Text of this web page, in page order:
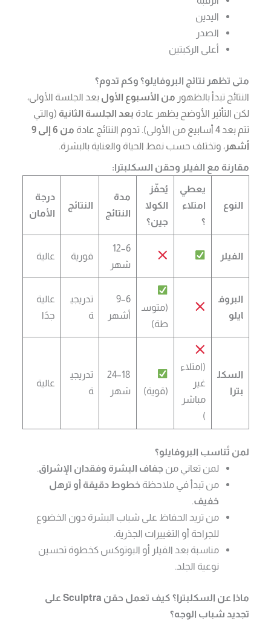
اليدين
الصدر
أعلى الركبتين
متى تظهر نتائج البروفايلو؟ وكم تدوم؟
النتائج تبدأ بالظهور من الأسبوع الأول بعد الجلسة الأولى،
لكن التأثير الأوضح يظهر عادة بعد الجلسة الثانية (والتي
تتم بعد 4 أسابيع من الأولى). تدوم النتائج عادة
من 6 إلى 9
أشهر، وتختلف حسب نمط الحياة والعناية بالبشرة.
مقارنة مع الفيلر وحقن السكلبترا:
النوع
يعطي
امتلاء
؟
يُحفّز
الكولا
جين؟
مدة
النتائج
النتائج
درجة
الأمان
الفيلر
6–12
شهر
فورية عالية
البروف
ايلو
(متوس
طة)
6–9
أشهر
تدريجي
ة
عالية
جدًا
السكل
بترا
(امتلاء
غير
مباشر
)
(قوية)
18–24
شهر
تدريجي
ة
عالية
لمن تُناسب البروفايلو؟
لمن تعاني من جفاف البشرة وفقدان الإشراق.
من تبدأ في ملاحظة خطوط دقيقة أو ترهل
خفيف.
من تريد الحفاظ على شباب البشرة دون الخضوع
للجراحة أو التغييرات الجذرية.
مناسبة بعد الفيلر أو البوتوكس كخطوة تحسين
نوعية الجلد.
ماذا عن السكلبترا؟ كيف تعمل حقن Sculptra على
تجديد شباب الوجه؟